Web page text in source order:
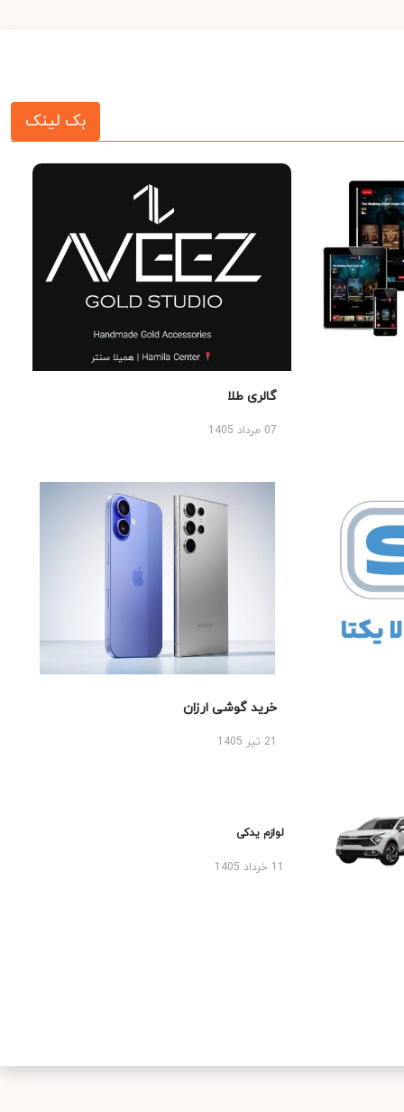
بک لینک
گالری طلا
07 مرداد 1405
خرید گوشی ارزان
لوازم یدکی